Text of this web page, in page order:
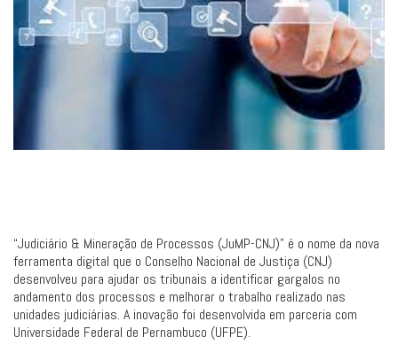
“Judiciário & Mineração de Processos (JuMP-CNJ)” é o nome da nova
ferramenta digital que o Conselho Nacional de Justiça (CNJ)
desenvolveu para ajudar os tribunais a identificar gargalos no
andamento dos processos e melhorar o trabalho realizado nas
unidades judiciárias. A inovação foi desenvolvida em parceria com
Universidade Federal de Pernambuco (UFPE).